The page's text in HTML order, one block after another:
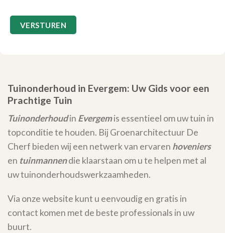
Tuinonderhoud in Evergem: Uw Gids voor een
Prachtige Tuin
Tuinonderhoudin Evergemis essentieel om uw tuin in
topconditie te houden. Bij Groenarchitectuur De
Cherf bieden wij een netwerk van ervaren hoveniers
en tuinmannendie klaarstaan om u te helpen met al
uw tuinonderhoudswerkzaamheden.
Via onze website kunt u eenvoudig en gratis in
contact komen met de beste professionals in uw
buurt.